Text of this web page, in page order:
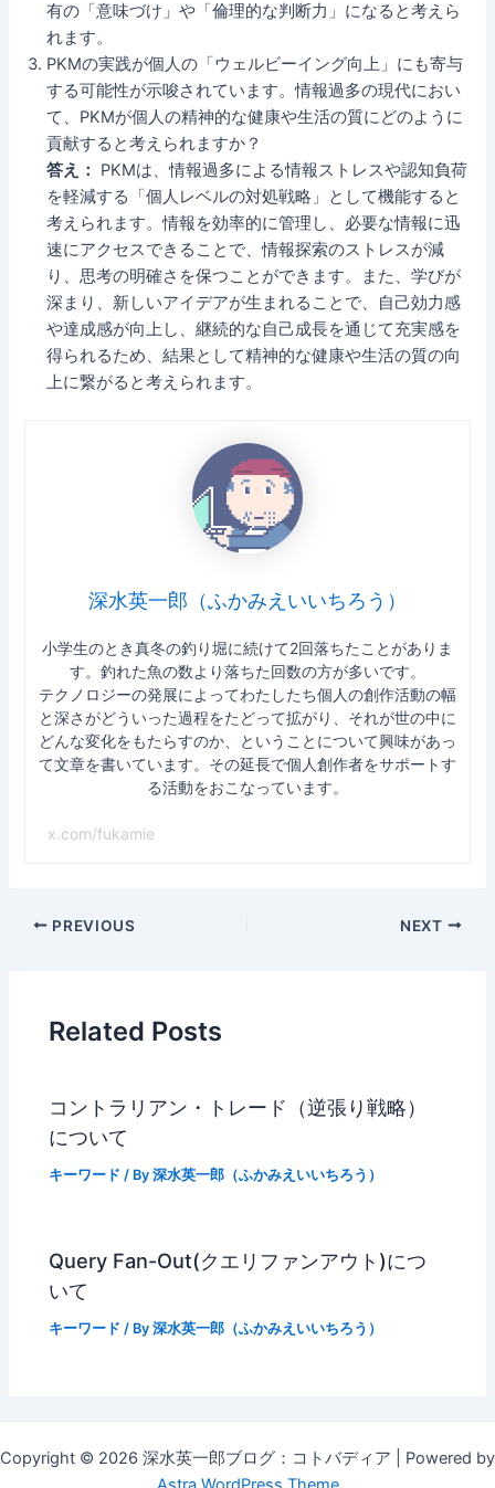
有の「意味づけ」や「倫理的な判断力」になると考えら
れます。
PKMの実践が個人の「ウェルビーイング向上」にも寄与
する可能性が示唆されています。情報過多の現代におい
て、PKMが個人の精神的な健康や生活の質にどのように
貢献すると考えられますか？
答え：
PKMは、情報過多による情報ストレスや認知負荷
を軽減する「個人レベルの対処戦略」として機能すると
考えられます。情報を効率的に管理し、必要な情報に迅
速にアクセスできることで、情報探索のストレスが減
り、思考の明確さを保つことができます。また、学びが
深まり、新しいアイデアが生まれることで、自己効力感
や達成感が向上し、継続的な自己成長を通じて充実感を
得られるため、結果として精神的な健康や生活の質の向
上に繋がると考えられます。
深水英一郎（ふかみえいいちろう）
小学生のとき真冬の釣り堀に続けて2回落ちたことがありま
す。釣れた魚の数より落ちた回数の方が多いです。
テクノロジーの発展によってわたしたち個人の創作活動の幅
と深さがどういった過程をたどって拡がり、それが世の中に
どんな変化をもたらすのか、ということについて興味があっ
て文章を書いています。その延長で個人創作者をサポートす
る活動をおこなっています。
x.com/fukamie
Post
PREVIOUS NEXT
Related Posts
コントラリアン・トレード（逆張り戦略）
について
キーワード / By深水英一郎（ふかみえいいちろう）
Query Fan-Out(クエリファンアウト)につ
いて
キーワード / By深水英一郎（ふかみえいいちろう）
Copyright © 2026 深水英一郎ブログ：コトバディア | Powered by